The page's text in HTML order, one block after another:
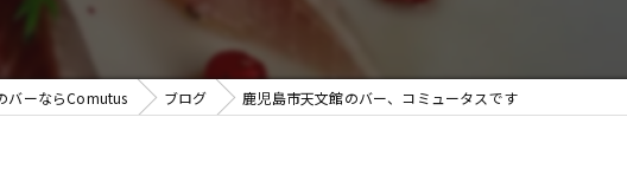
バーならComutus ブログ 鹿児島市天文館のバー、コミュータスです